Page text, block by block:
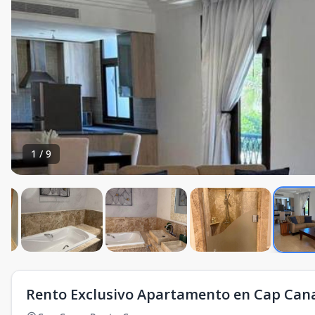
1 / 9
Rento Exclusivo Apartamento en Cap